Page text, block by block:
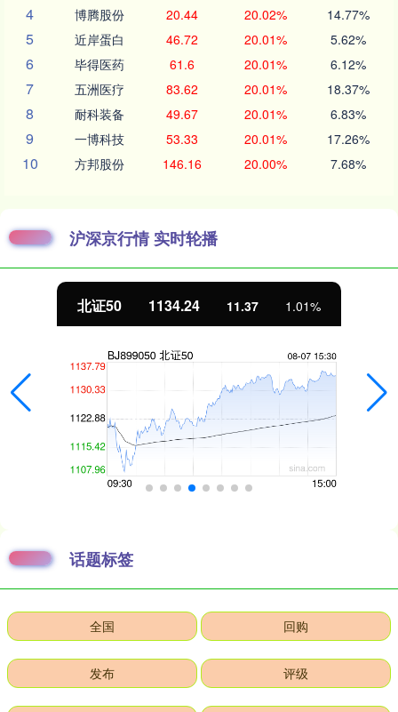
4 博腾股份 20.44 20.02% 14.77%
5 近岸蛋白 46.72 20.01% 5.62%
6 毕得医药 61.6 20.01% 6.12%
7 五洲医疗 83.62 20.01% 18.37%
8 耐科装备 49.67 20.01% 6.83%
9 一博科技 53.33 20.01% 17.26%
10 方邦股份 146.16 20.00% 7.68%
沪深京行情 实时轮播
北证50 1134.24 11.37 1.01%
话题标签
全国 回购
发布 评级